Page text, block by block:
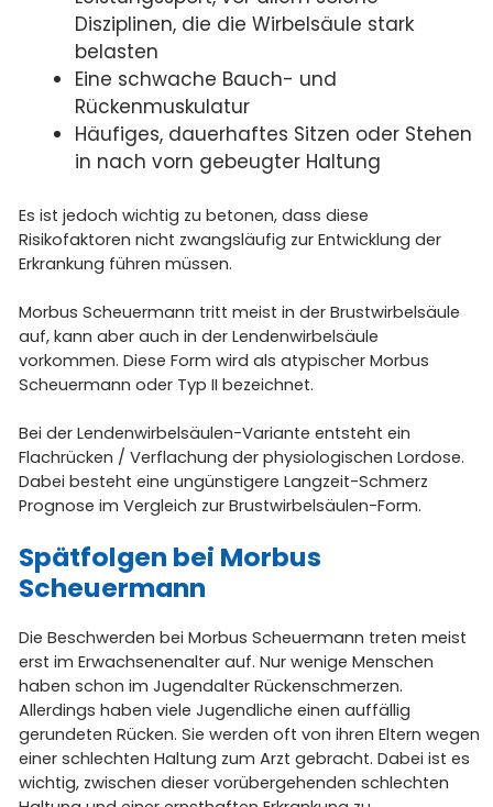
Disziplinen, die die Wirbelsäule stark
belasten
Eine schwache Bauch- und
Rückenmuskulatur
Häufiges, dauerhaftes Sitzen oder Stehen
in nach vorn gebeugter Haltung
Es ist jedoch wichtig zu betonen, dass diese
Risikofaktoren nicht zwangsläufig zur Entwicklung der
Erkrankung führen müssen.
Morbus Scheuermann tritt meist in der Brustwirbelsäule
auf, kann aber auch in der Lendenwirbelsäule
vorkommen. Diese Form wird als atypischer Morbus
Scheuermann oder Typ II bezeichnet.
Bei der Lendenwirbelsäulen-Variante entsteht ein
Flachrücken / Verflachung der physiologischen Lordose.
Dabei besteht eine ungünstigere Langzeit-Schmerz
Prognose im Vergleich zur Brustwirbelsäulen-Form.
Spätfolgen bei Morbus
Scheuermann
Die Beschwerden bei Morbus Scheuermann treten meist
erst im Erwachsenenalter auf. Nur wenige Menschen
haben schon im Jugendalter Rückenschmerzen.
Allerdings haben viele Jugendliche einen auffällig
gerundeten Rücken. Sie werden oft von ihren Eltern wegen
einer schlechten Haltung zum Arzt gebracht. Dabei ist es
wichtig, zwischen dieser vorübergehenden schlechten